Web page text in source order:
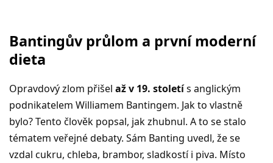
Bantingův průlom a první moderní
dieta
Opravdový zlom přišel až v 19. stoletís anglickým
podnikatelem Williamem Bantingem. Jak to vlastně
bylo? Tento člověk popsal, jak zhubnul. A to se stalo
tématem veřejné debaty. Sám Banting uvedl, že se
vzdal cukru, chleba, brambor, sladkostí i piva. Místo